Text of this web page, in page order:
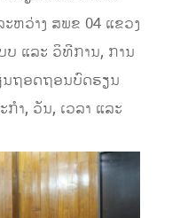
ຫວ່າງ ສພຂ 04 ແຂວງ
ບ ແລະ ວິທີການ, ການ
ນຖອດຖອນບົດຮຽນ
າ, ວັນ, ເວລາ ແລະ